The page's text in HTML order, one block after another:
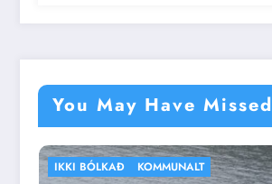
You May Have Missed
IKKI BÓLKAÐ VEÐRIÐ